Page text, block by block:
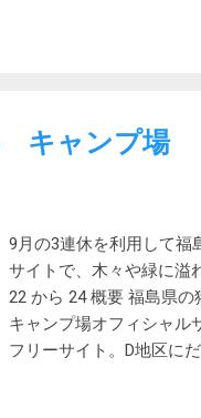
なくて便利ではあるけ
ン。 先日のキャンプで
つ購入することにしま
のでそちらとセットの
用予定です。 届きまし
ライパンとは別物でし
あり、その際の酸化皮
は窒化鉄ということで、
キャンプ場
9月の3連休を利用して福
サイトで、木々や緑に溢
22 から 24 概要 福島県の
キャンプ場オフィシャル
フリーサイト。D地区に